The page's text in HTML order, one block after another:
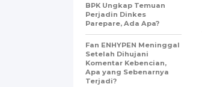
BPK Ungkap Temuan
Perjadin Dinkes
Parepare, Ada Apa?
Fan ENHYPEN Meninggal
Setelah Dihujani
Komentar Kebencian,
Apa yang Sebenarnya
Terjadi?